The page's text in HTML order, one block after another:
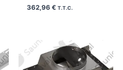
362,96 € T.T.C.